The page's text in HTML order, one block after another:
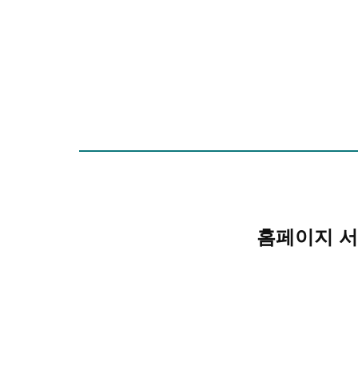
홈페이지